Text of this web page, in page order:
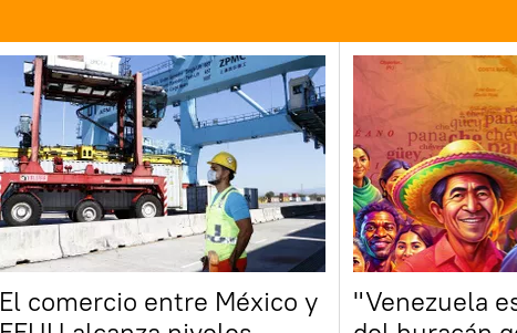
El comercio entre México y
"Venezuela